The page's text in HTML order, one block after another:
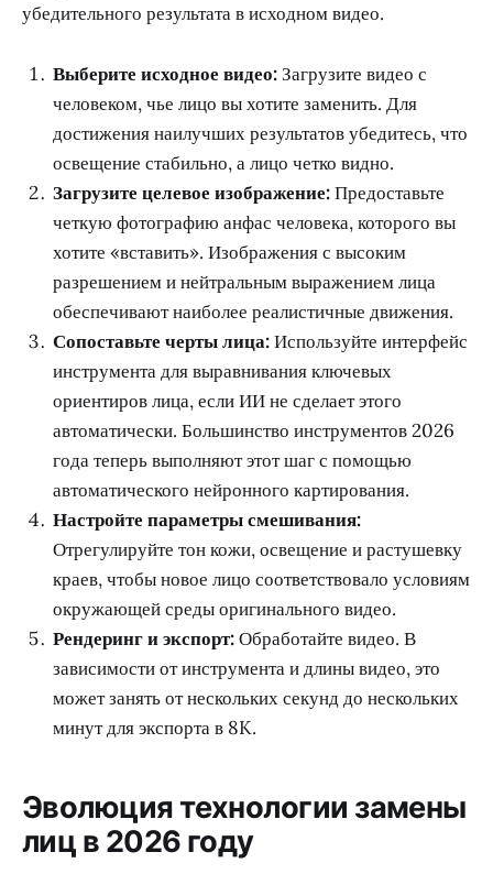
убедительного результата в исходном видео.
Выберите исходное видео:Загрузите видео с
человеком, чье лицо вы хотите заменить. Для
достижения наилучших результатов убедитесь, что
освещение стабильно, а лицо четко видно.
Загрузите целевое изображение:Предоставьте
четкую фотографию анфас человека, которого вы
хотите «вставить». Изображения с высоким
разрешением и нейтральным выражением лица
обеспечивают наиболее реалистичные движения.
Сопоставьте черты лица:Используйте интерфейс
инструмента для выравнивания ключевых
ориентиров лица, если ИИ не сделает этого
автоматически. Большинство инструментов 2026
года теперь выполняют этот шаг с помощью
автоматического нейронного картирования.
Настройте параметры смешивания:
Отрегулируйте тон кожи, освещение и растушевку
краев, чтобы новое лицо соответствовало условиям
окружающей среды оригинального видео.
Рендеринг и экспорт:Обработайте видео. В
зависимости от инструмента и длины видео, это
может занять от нескольких секунд до нескольких
минут для экспорта в 8K.
Эволюция технологии замены
лиц в 2026 году